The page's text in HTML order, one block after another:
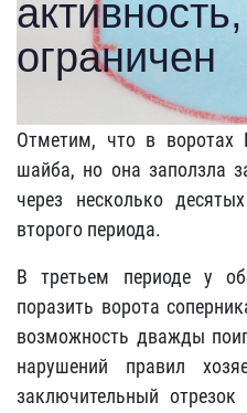
Отметим, что в воротах
шайба, но она заползла
через несколько
второго периода.
В третьем периоде у
поразить ворота
возможность дважды
нарушений правил
заключительный